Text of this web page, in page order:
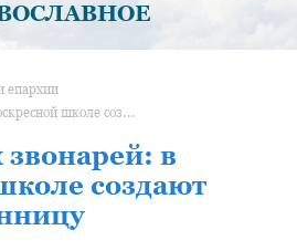
епархии
Для будущих звонарей: в воскресной школе создают учебную звонницу
в
создают